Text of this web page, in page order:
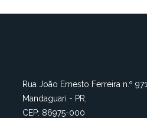
Rua João Ernesto Ferreira n.º 971,
Mandaguari - PR,
CEP: 86975-000